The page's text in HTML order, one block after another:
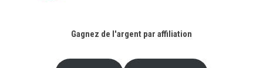
Gagnez de l'argent par affiliation